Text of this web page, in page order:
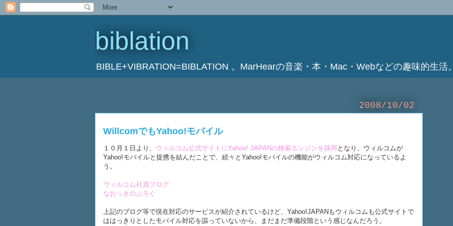
biblation
BIBLE+VIBRATION=BIBLATION 。MarHearの音楽・本・Mac・Webなどの趣味的生活
2008/10/02
WillcomでもYahoo!モバイル
１０月１日より、 ウィルコム公式サイトにYahoo! JAPANの検索エンジンを採用 となり、ウィルコムが
Yahoo!モバイルと提携を結んだことで、続々とYahoo!モバイルの機能がウィルコム対応になっているよ
う。
ウィルコム社員ブログ
なおっきのぶろぐ
上記のブログ等で現在対応のサービスが紹介されているけど、Yahoo!JAPANもウィルコムも公式サイトで
ははっきりとしたモバイル対応を謳っていないから、まだまだ準備段階という感じなんだろう。